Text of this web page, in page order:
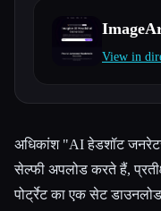
सभी श्रेणियाँ
View in
अधिकांश "AI हेडशॉट
सेल्फी अपलोड करते हैं,
पोर्ट्रेट का एक सेट